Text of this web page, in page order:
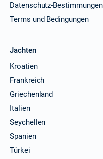
Datenschutz-Bestimmungen
Terms und Bedingungen
Jachten
Kroatien
Frankreich
Griechenland
Italien
Seychellen
Spanien
Türkei